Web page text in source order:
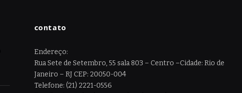
contato
Endereço:
Rua Sete de Setembro, 55 sala 803 – Centro –Cidade: Rio de
Janeiro – RJ CEP: 20050-004
Telefone: (21) 2221-0556